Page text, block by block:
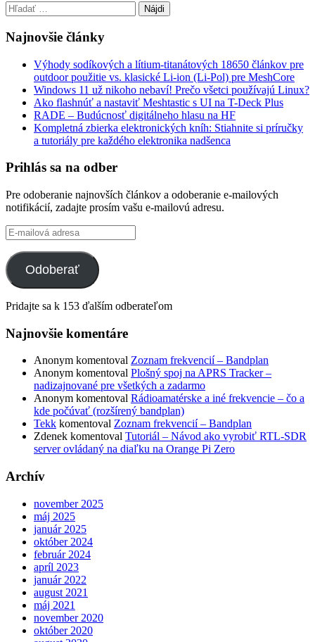
Hľadať:
Najnovšie články
Výhody sodíkových a lítium-titanátových 18650 článkov pre
outdoor použitie vs. klasické Li-ion (Li-Pol) pre MeshCore
Windows 11 už nikoho nebaví! Prečo všetci používajú Linux?
Ako flashnúť a nastaviť Meshtastic s UI na T-Deck Plus
RADE – Budúcnosť digitálneho hlasu na HF
Kompletná zbierka elektronických kníh: Stiahnite si príručky
a tutoriály pre každého elektronika nadšenca
Prihlás sa na odber
Pre odoberanie najnovších článkov a odoberanie e-mailových
notifikácií, zadajte prosím vašu e-mailovú adresu.
E-
mailová
adresa
Odoberať
Pridajte sa k 153 ďalším odberateľom
Najnovšie komentáre
Anonym komentoval Zoznam frekvencií – Bandplan
Anonym komentoval Plošný spoj na APRS Tracker –
nadizajnované pre všetkých a zadarmo
Anonym komentoval Rádioamatérske a iné frekvencie – čo a
kde počúvať (rozšírený bandplan)
Tekk komentoval Zoznam frekvencií – Bandplan
Zdenek komentoval Tutoriál – Návod ako vyrobiť RTL-SDR
server ovládaný na diaľku na Orange Pi Zero
Archív
november 2025
máj 2025
január 2025
október 2024
február 2024
apríl 2023
január 2022
august 2021
máj 2021
november 2020
október 2020